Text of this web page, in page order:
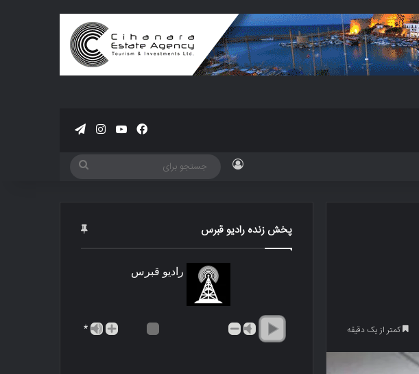
فیسبوکیوتیوباینستاگرام
کمتر از یک دقیقه
پخش زنده رادیو قبرس
رادیو قبرس
*